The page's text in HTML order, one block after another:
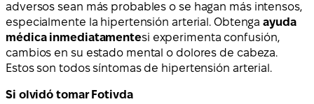
adversos sean más probables o se hagan más intensos,
especialmente la hipertensión arterial. Obtengaayuda
médica inmediatamentesi experimenta confusión,
cambios en su estado mental o dolores de cabeza.
Estos son todos síntomas de hipertensión arterial.
Si olvidó tomar Fotivda